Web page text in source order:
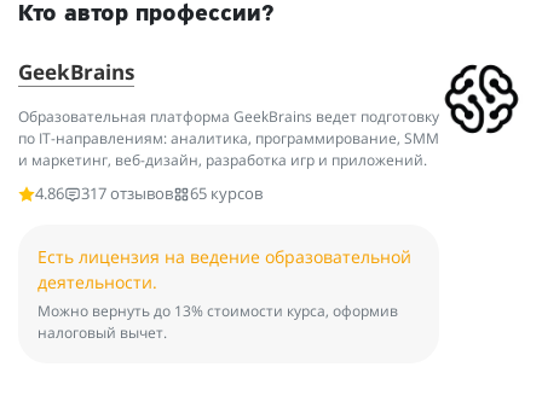
Кто автор профессии?
GeekBrains
Образовательная платформа GeekBrains ведет подготовку
по IT-направлениям: аналитика, программирование, SMM
и маркетинг, веб-дизайн, разработка игр и приложений.
4.86
317 отзывов 65 курсов
Есть лицензия на ведение образовательной
деятельности.
Можно вернуть до 13% стоимости курса, оформив
налоговый вычет.